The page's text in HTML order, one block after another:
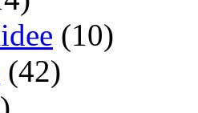
(10)
(42)